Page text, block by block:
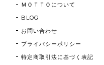
ＭＯＴＴＯについて
BLOG
お問い合わせ
プライバシーポリシー
特定商取引法に基づく表記